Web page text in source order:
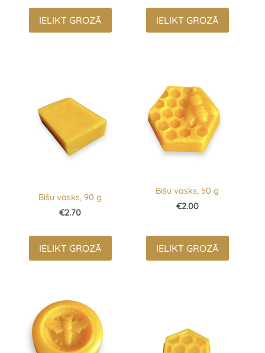
IELIKT GROZĀ IELIKT GROZĀ
Bišu vasks, 90 g
€2.70
IELIKT GROZĀ
Bišu vasks, 50 g
€2.00
IELIKT GROZĀ